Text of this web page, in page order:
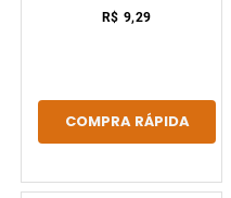
R$ 9,29
COMPRA RÁPIDA